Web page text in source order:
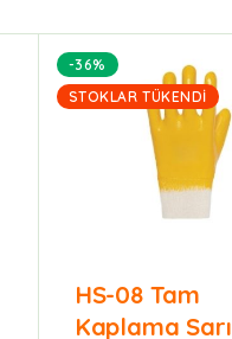
-36%
STOKLAR TÜKENDI
HS-08 Tam
Kaplama